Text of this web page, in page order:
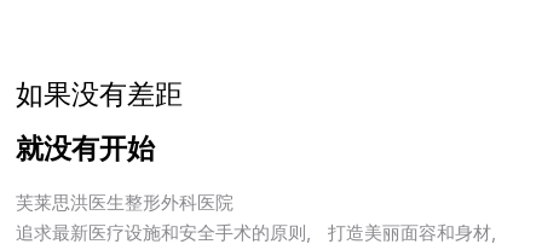
如果没有差距
就没有开始
芙莱思洪医生整形外科医院
追求最新医疗设施和安全手术的原则，
打造美丽面容和身材，